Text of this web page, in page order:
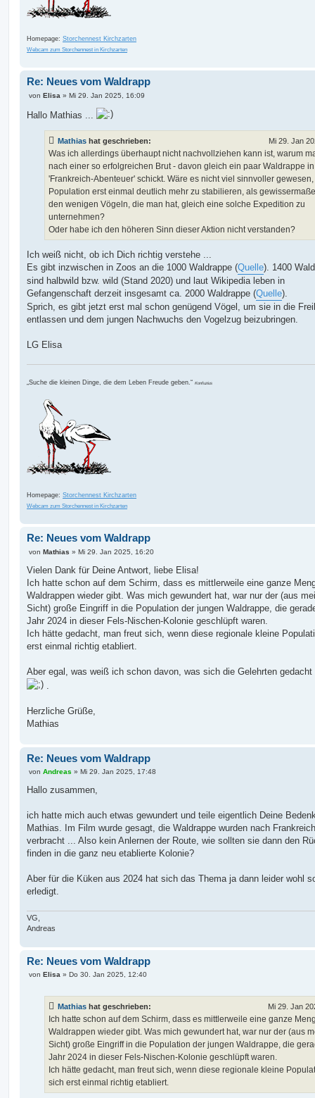
Homepage: Storchennest Kirchzarten
Webcam zum Storchennest in Kirchzarten
Re: Neues vom Waldrapp
B
t
von Elisa » Mi 29. Jan 2025, 16:09
Hallo Mathias ...
Mathias hat geschrieben: Mi 29. Jan
Was ich allerdings überhaupt nicht nachvollziehen kann ist, warum
nach einer so erfolgreichen Brut - davon gleich ein paar Waldrappe
'Frankreich-Abenteuer' schickt. Wäre es nicht viel sinnvoller
Population erst einmal deutlich mehr zu stabilieren, als
den wenigen Vögeln, die man hat, gleich eine solche Expedition zu
unternehmen?
Oder habe ich den höheren Sinn dieser Aktion nicht verstanden?
Ich weiß nicht, ob ich Dich richtig verstehe ...
Es gibt inzwischen in Zoos an die 1000 Waldrappe (Quelle). 1400
sind halbwild bzw. wild (Stand 2020) und laut Wikipedia leben in
Gefangenschaft derzeit insgesamt ca. 2000 Waldrappe (Quelle).
Sprich, es gibt jetzt erst mal schon genügend Vögel, um sie in die
entlassen und dem jungen Nachwuchs den Vogelzug beizubringen.
LG Elisa
„Suche die kleinen Dinge, die dem Leben Freude geben.“ Konfuzius
Homepage: Storchennest Kirchzarten
Webcam zum Storchennest in Kirchzarten
Re: Neues vom Waldrapp
B
i
r
a
von Mathias » Mi 29. Jan 2025, 16:20
Vielen Dank für Deine Antwort, liebe Elisa!
Ich hatte schon auf dem Schirm, dass es mittlerweile eine ganze
Waldrappen wieder gibt. Was mich gewundert hat, war nur der (aus
Sicht) große Eingriff in die Population der jungen Waldrappe, die
Jahr 2024 in dieser Fels-Nischen-Kolonie geschlüpft waren.
Ich hätte gedacht, man freut sich, wenn diese regionale kleine
erst einmal richtig etabliert.
Aber egal, was weiß ich schon davon, was sich die Gelehrten gedacht
Herzliche Grüße,
Mathias
Re: Neues vom Waldrapp
B
a
von Andreas » Mi 29. Jan 2025, 17:48
Hallo zusammen,
ich hatte mich auch etwas gewundert und teile eigentlich Deine
Mathias. Im Film wurde gesagt, die Waldrappe wurden nach Frankreich
verbracht ... Also kein Anlernen der Route, wie sollten sie dann den
finden in die ganz neu etablierte Kolonie?
Aber für die Küken aus 2024 hat sich das Thema ja dann leider wohl
erledigt.
VG,
Andreas
Re: Neues vom Waldrapp
Bvon Elisa » Do 30. Jan 2025, 12:40
Mathias hat geschrieben: Mi 29. Jan
Ich hatte schon auf dem Schirm, dass es mittlerweile eine ganze
Waldrappen wieder gibt. Was mich gewundert hat, war nur der (aus
Sicht) große Eingriff in die Population der jungen Waldrappe, die
Jahr 2024 in dieser Fels-Nischen-Kolonie geschlüpft waren.
Ich hätte gedacht, man freut sich, wenn diese regionale kleine
sich erst einmal richtig etabliert.